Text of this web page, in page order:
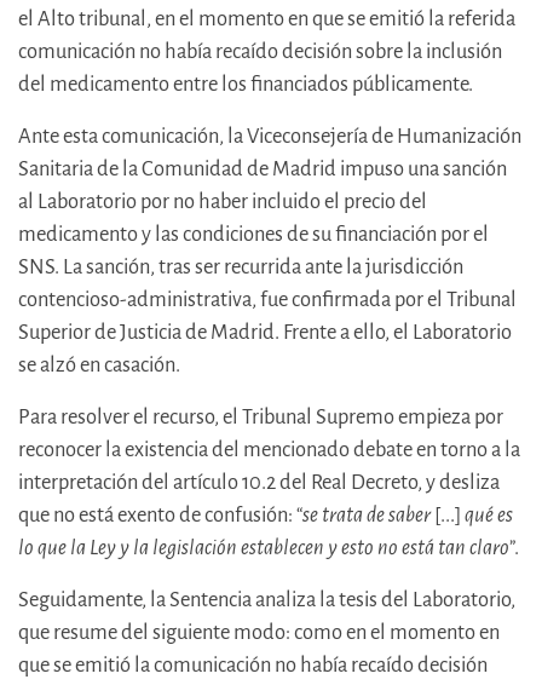
el Alto tribunal, en el momento en que se emitió la referida
comunicación no había recaído decisión sobre la inclusión
del medicamento entre los financiados públicamente.
Ante esta comunicación, la Viceconsejería de Humanización
Sanitaria de la Comunidad de Madrid impuso una sanción
al Laboratorio por no haber incluido el precio del
medicamento y las condiciones de su financiación por el
SNS. La sanción, tras ser recurrida ante la jurisdicción
contencioso-administrativa, fue confirmada por el Tribunal
Superior de Justicia de Madrid. Frente a ello, el Laboratorio
se alzó en casación.
Para resolver el recurso, el Tribunal Supremo empieza por
reconocer la existencia del mencionado debate en torno a la
interpretación del artículo 10.2 del Real Decreto, y desliza
que no está exento de confusión: “se trata de saber[...] qué es
lo que la Ley y la legislación establecen y esto no está tan claro”.
Seguidamente, la Sentencia analiza la tesis del Laboratorio,
que resume del siguiente modo: como en el momento en
que se emitió la comunicación no había recaído decisión